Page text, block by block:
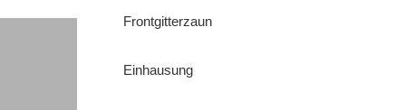
Frontgitterzaun
Einhausung